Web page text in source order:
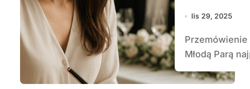
lis 29, 2025
Przemówienie na wesele to szansa, by podzielić się z
Młodą Parą